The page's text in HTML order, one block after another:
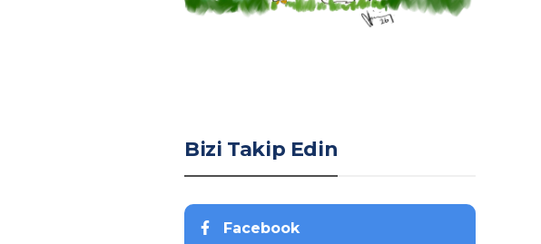
Bizi Takip Edin
Facebook